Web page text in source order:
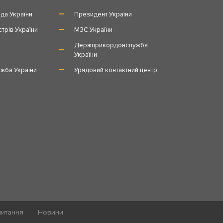
України
Президент України
України
МЗС України
Держприкордонслужба
України
України
Урядовий контактний центр
Новини